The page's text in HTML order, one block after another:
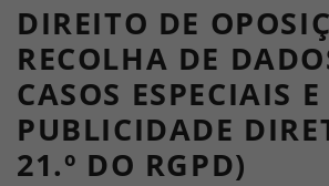
DIREITO DE
RECOLHA DE
CASOS ESPECIAIS
PUBLICIDADE
21.º DO RGPD)